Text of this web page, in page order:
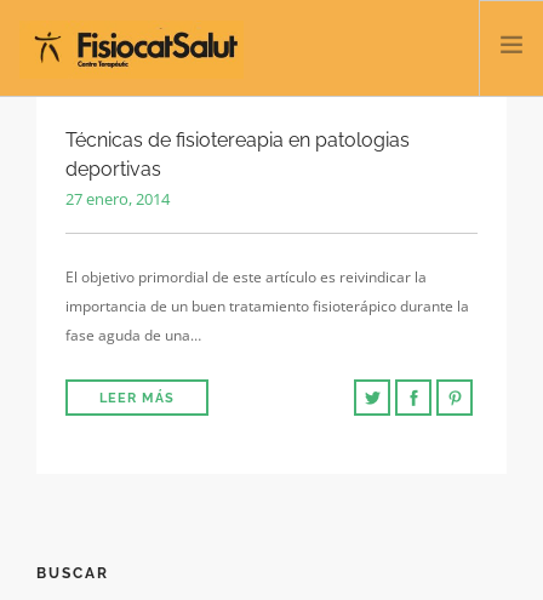
TRATAMIENTOS
SERVICIOS Y CLASES
932 458 166
Técnicas de fisiotereapia en patologias
deportivas
27 enero, 2014
El objetivo primordial de este artículo es reivindicar la
importancia de un buen tratamiento fisioterápico durante la
fase aguda de una…
LEER MÁS
BUSCAR